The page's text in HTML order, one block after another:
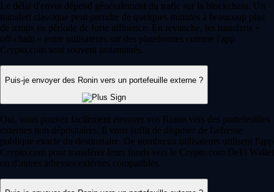
Le délai d'envoi dépend généralement du trafic sur la blockchain. Un
transfert classique peut prendre de quelques minutes à beaucoup plus
de temps en période de forte affluence. En revanche, les transferts «
off-chain » entre utilisateurs sur des plateformes comme l'app
Crypto.com sont souvent instantanés.
Puis-je envoyer des Ronin vers un portefeuille externe ?
Oui, vous pouvez facilement envoyer vos Ronin vers des portefeuilles
externes non dépositaires. Il vous suffit de disposer de l'adresse
publique exacte du destinataire. De nombreux utilisateurs utilisent l'app
Crypto.com pour transférer leurs fonds vers le Crypto.com DeFi Wallet
ou d'autres adresses externes compatibles.